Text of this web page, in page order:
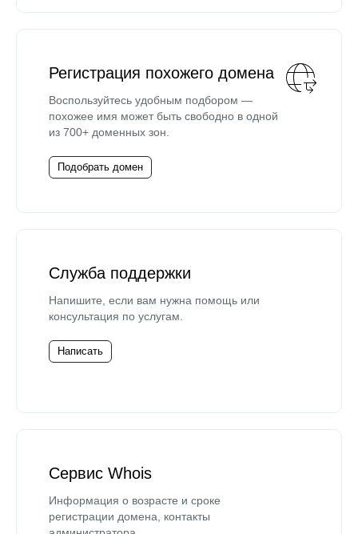
Регистрация похожего домена
Воспользуйтесь удобным подбором —
похожее имя может быть свободно в одной
из 700+ доменных зон.
Подобрать домен
Служба поддержки
Напишите, если вам нужна помощь или
консультация по услугам.
Написать
Сервис Whois
Информация о возрасте и сроке
регистрации домена, контакты